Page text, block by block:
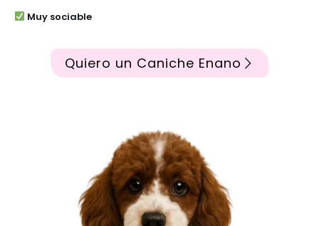
Muy sociable
Quiero un Caniche Enano